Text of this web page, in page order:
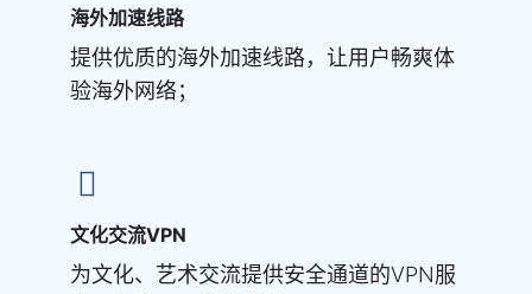
海外加速线路
提供优质的海外加速线路，让用户畅爽体
验海外网络；
文化交流VPN
为文化、艺术交流提供安全通道的VPN服